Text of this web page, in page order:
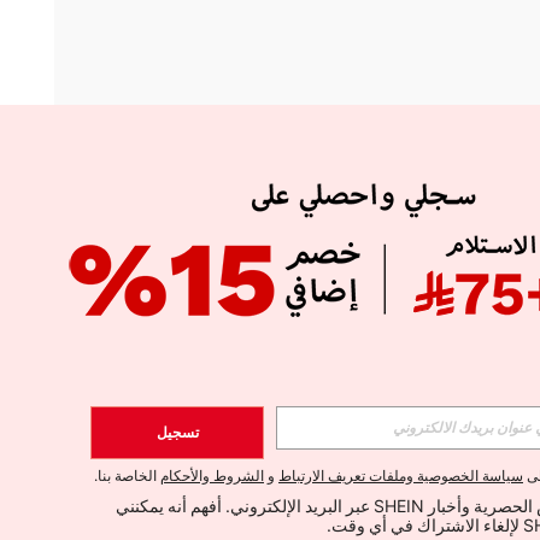
APP
الإشتراك
اشتراك
تسجيل
سياسة الخصوصية وملفات تعريف الارتباط و الشروط والأحكام الخاصة بنا.
أود تلقي العروض الحصرية وأخبار SHEIN عبر البريد الإلكتروني. أفهم أنه يمكنني